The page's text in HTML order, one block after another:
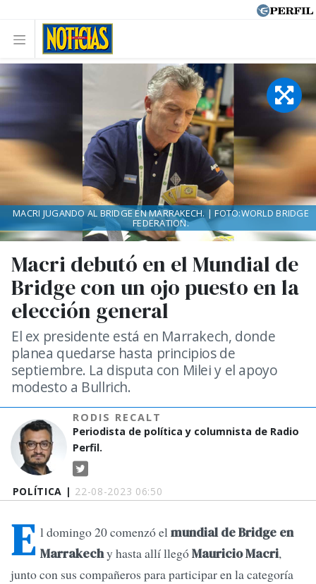
POLÍTICA | 22-08-2023 06:50
Macri debutó en el Mundial de
Bridge con un ojo puesto en la
elección general
El ex presidente está en Marrakech, donde
planea quedarse hasta principios de
septiembre. La disputa con Milei y el apoyo
modesto a Bullrich.
RODIS RECALT
Periodista de política y columnista de Radio
Perfil.
MACRI JUGANDO AL BRIDGE EN MARRAKECH. | FOTO:WORLD BRIDGE
FEDERATION.
E l domingo 20 comenzó elmundial de Bridge en
Marrakechy hasta allí llegóMauricio Macri,
junto con sus compañeros para participar en la categoría